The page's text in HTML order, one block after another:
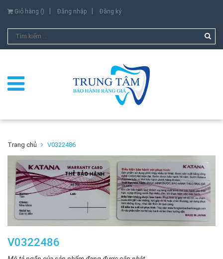
Giỏ hàng () Đăng nhập Đăng ký
Trang chủ V0322486
V0322486